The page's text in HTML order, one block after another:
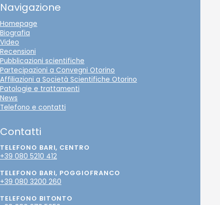
Navigazione
Homepage
Biografia
Video
Recensioni
Pubblicazioni scientifiche
Partecipazioni a Convegni Otorino
Affiliazioni a Società Scientifiche Otorino
Patologie e trattamenti
News
Telefono e contatti
Contatti
TELEFONO BARI, CENTRO
+39 080 5210 412
TELEFONO BARI, POGGIOFRANCO
+39 080 3200 260
TELEFONO BITONTO